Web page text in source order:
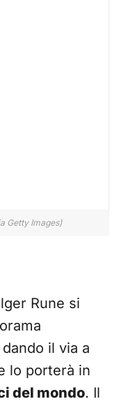
Getty Images)
Rune si
il via a
lo porterà in
del mondo. Il